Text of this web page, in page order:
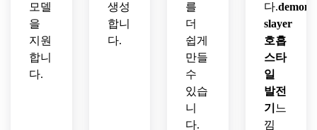
모델
을
지원
합니
다.
생성
합니
다.
를
더
쉽게
만들
수
있습
니
다.
다.demon
slayer
호흡
스타
일
발전
기 느
낌